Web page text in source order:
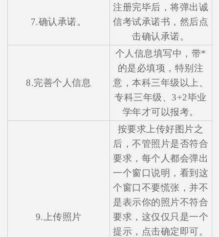
7.确认承诺。
注册完毕后，将弹出诚
信考试承诺书，然后点
击确认承诺。
8.完善个人信息
个人信息填写中，带*
的是必填项，特别注
意，本科三年级以上、
专科三年级、3+2毕业
学年才可以报考。
9.上传照片
按要求上传好图片之
后，不管照片是否符合
要求，每个人都会弹出
一个窗口说明，看到这
个窗口不要慌张，并不
是表示你的照片不符合
要求，这仅仅只是一个
提示，点击确定即可。